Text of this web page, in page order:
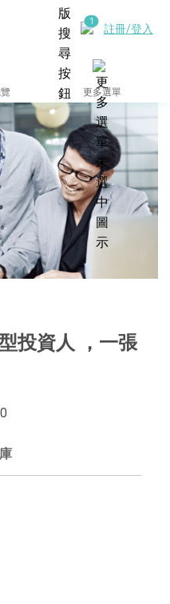
註冊/登入
更多選單
投資人 ，一張